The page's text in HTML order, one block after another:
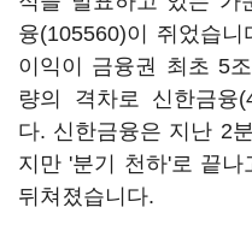
융(105560)이 쥐었습니
이익이 금융권 최초 5
량의 격차로 신한금융
다. 신한금융은 지난 2
지만 '분기 천하'로 끝
뒤쳐졌습니다.